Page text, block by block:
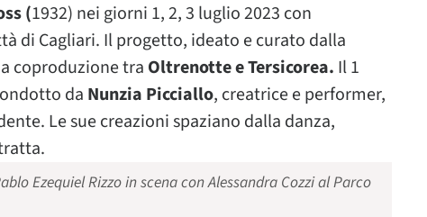
(1932) nei giorni 1, 2, 3 luglio 2023 con
di Cagliari. Il progetto, ideato e curato dalla
coproduzione tra Oltrenotte e Tersicorea. Il 1
da Nunzia Picciallo, creatrice e performer,
Le sue creazioni spaziano dalla danza,
Ezequiel Rizzo in scena con Alessandra Cozzi al Parco